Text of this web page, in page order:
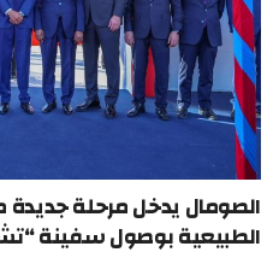
الصومال يدخل مرحلة
الطبيعية بوصول سفينة